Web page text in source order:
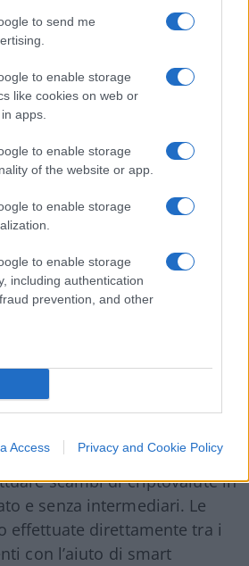
to send me
to enable storage
like cookies on web or
apps.
to enable storage
of the website or app.
to enable storage
to enable storage
including authentication
prevention, and other
Access Privacy and Cookie Policy
DeFi sono, per definizione,
i servizi monetari bancari sono
possono includere
assicurazioni. Man mano che il
matura, si concentra sempre di
stablecoin , un tipo di
ancorato a un asset del
essere trasferito digitalmente
a volte fluttuare rapidamente, le
possono essere utilizzate per
denaro digitale non emesso o
centrale.
(DEXes): essi
scambi di criptovalute in
e senza intermediari. Le
effettuate direttamente tra i
con l’aiuto di smart